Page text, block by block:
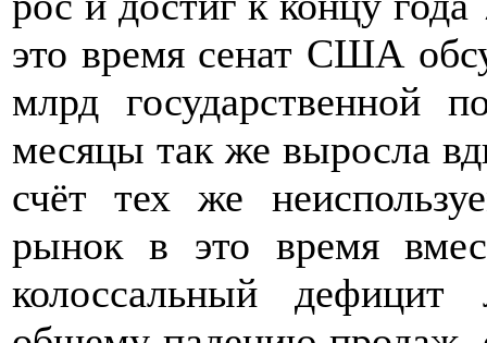
это время сенат США
млрд государственной
месяцы так же выросла
счёт тех же
рынок в это время
колоссальный